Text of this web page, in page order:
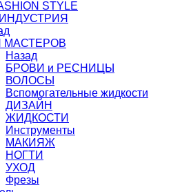
ИНДУСТРИЯ
МАСТЕРОВ
Назад
БРОВИ и РЕСНИЦЫ
ВОЛОСЫ
Вспомогательные жидкости
ДИЗАЙН
ЖИДКОСТИ
Инструменты
МАКИЯЖ
НОГТИ
УХОД
Фрезы